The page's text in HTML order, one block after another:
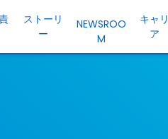
ストーリ
ー
NEWSROO
M
キャリ
ア